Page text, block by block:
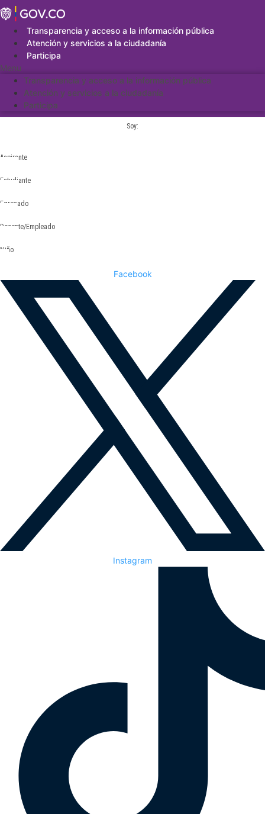
Saltar
al
contenidoTransparencia y acceso a la información pública
Atención y servicios a la ciudadanía
Participa
Menu
Transparencia y acceso a la información pública
Atención y servicios a la ciudadanía
Participa
Soy:
Aspirante
Estudiante
Egresado
Docente/Empleado
Niño
Facebook
Instagram